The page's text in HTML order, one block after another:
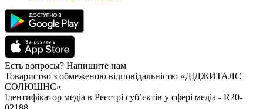
Есть вопросы? Напишите нам
Товариство з обмеженою відповідальністю «ДІДЖИТАЛС
СОЛЮШНС»
Ідентифікатор медіа в Реєстрі суб’єктів у сфері медіа - R20-